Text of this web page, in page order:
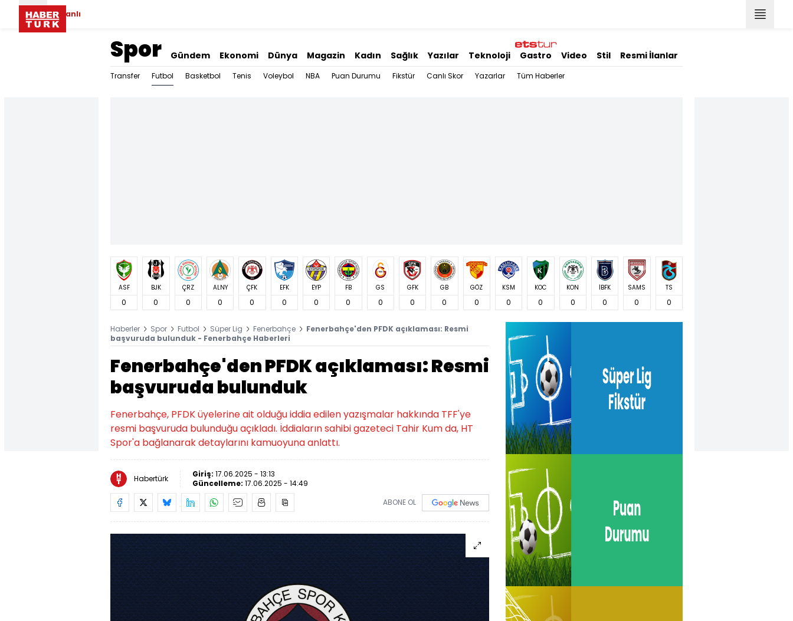
Canlı
Spor Gündem Ekonomi Dünya Magazin Kadın Sağlık Yazılar Teknoloji Gastro Video Stil Resmi İlanlar
Transfer Futbol Basketbol Tenis Voleybol NBA Puan Durumu Fikstür Canlı Skor Yazarlar Tüm Haberler
ASF
0
BJK
0
ÇRZ
0
ALNY
0
ÇFK
0
EFK
0
EYP
0
FB
0
GS
0
GFK
0
GB
0
GÖZ
0
KSM
0
KOC
0
KON
0
İBFK
0
SAMS
0
TS
0
Haberler Spor Futbol Süper Lig Fenerbahçe
Fenerbahçe'den PFDK açıklaması: Resmi
başvuruda bulunduk - Fenerbahçe Haberleri
Fenerbahçe'den PFDK açıklaması: Resmi
başvuruda bulunduk
Fenerbahçe, PFDK üyelerine ait olduğu iddia edilen yazışmalar hakkında TFF'ye
resmi başvuruda bulunduğu açıkladı. İddiaların sahibi gazeteci Tahir Kum da, HT
Spor'a bağlanarak detaylarını kamuoyuna anlattı.
Habertürk Giriş: 17.06.2025 - 13:13
Güncelleme: 17.06.2025 - 14:49
ABONE OL